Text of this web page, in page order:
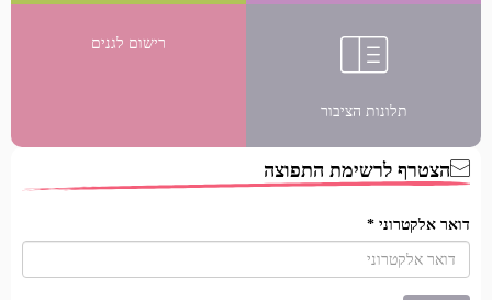
תלונות הציבור
רישום לגנים
הצטרף לרשימת התפוצה
דואר אלקטרוני*